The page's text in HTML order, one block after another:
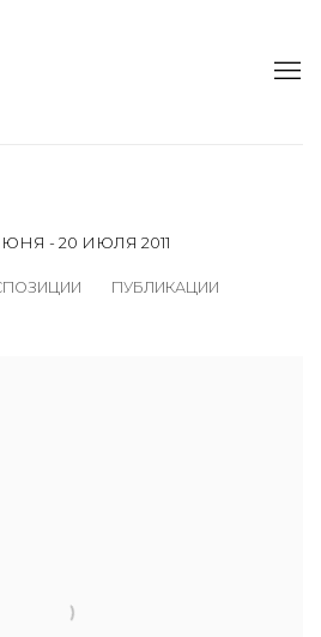
- 20 ИЮЛЯ 2011
ПУБЛИКАЦИИ